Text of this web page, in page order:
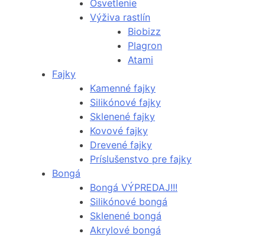
Osvetlenie
Výživa rastlín
Biobizz
Plagron
Atami
Fajky
Kamenné fajky
Silikónové fajky
Sklenené fajky
Kovové fajky
Drevené fajky
Príslušenstvo pre fajky
Bongá
Bongá VÝPREDAJ!!!
Silikónové bongá
Sklenené bongá
Akrylové bongá